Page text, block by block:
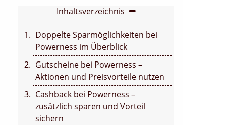
Inhaltsverzeichnis
Doppelte Sparmöglichkeiten bei
Powerness im Überblick
Gutscheine bei Powerness –
Aktionen und Preisvorteile nutzen
Cashback bei Powerness –
zusätzlich sparen und Vorteil
sichern